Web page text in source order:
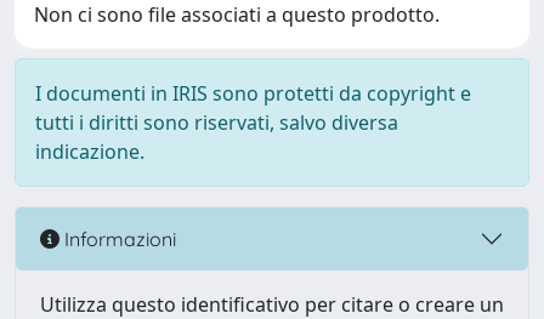
Non ci sono file associati a questo prodotto.
I documenti in IRIS sono protetti da copyright e
tutti i diritti sono riservati, salvo diversa
indicazione.
Informazioni
Utilizza questo identificativo per citare o creare un